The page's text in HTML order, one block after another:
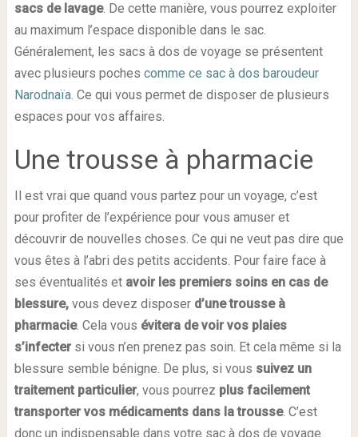
sacs de lavage. De cette manière, vous pourrez exploiter
au maximum l’espace disponible dans le sac.
Généralement, les sacs à dos de voyage se présentent
avec plusieurs poches comme ce sac à dos baroudeur
Narodnaïa. Ce qui vous permet de disposer de plusieurs
espaces pour vos affaires.
Une trousse à pharmacie
Il est vrai que quand vous partez pour un voyage, c’est
pour profiter de l’expérience pour vous amuser et
découvrir de nouvelles choses. Ce qui ne veut pas dire que
vous êtes à l’abri des petits accidents. Pour faire face à
ses éventualités et avoir les premiers soins en cas de
blessure,vous devez disposer d’une trousse à
pharmacie. Cela vous évitera de voir vos plaies
s’infectersi vous n’en prenez pas soin. Et cela même si la
blessure semble bénigne. De plus, si vous suivez un
traitement particulier, vous pourrez plus facilement
transporter vos médicaments dans la trousse. C’est
donc un indispensable dans votre sac à dos de voyage.